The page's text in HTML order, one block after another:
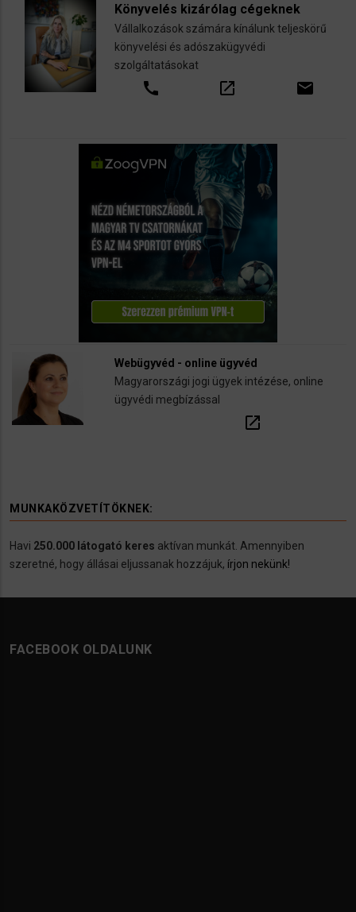
Könyvelés kizárólag cégeknek
Vállalkozások számára kínálunk teljeskörű
könyvelési és adószakügyvédi
szolgáltatásokat
call open_in_new email
Webügyvéd - online ügyvéd
Magyarországi jogi ügyek intézése, online
ügyvédi megbízással
open_in_new
MUNKAKÖZVETÍTÖKNEK:
Havi 250.000 látogató keres aktívan munkát. Amennyiben
szeretné, hogy állásai eljussanak hozzájuk, írjon nekünk!
FACEBOOK OLDALUNK